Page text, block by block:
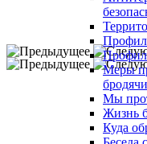
Меры
Мы
Жизнь
Куда